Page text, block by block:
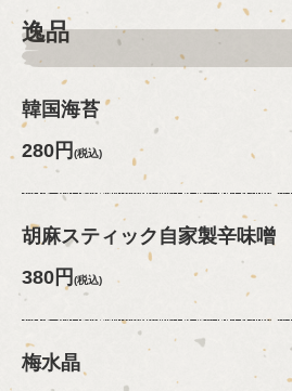
逸品
韓国海苔
280円 (税込)
胡麻スティック自家製辛味噌
380円 (税込)
梅水晶